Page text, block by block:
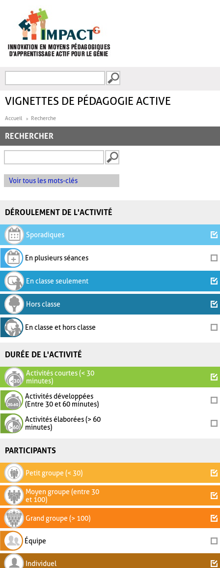
FORMULAIRE DE
VIGNETTES DE PÉDAGOGIE ACTIVE
Accueil Recherche
RECHERCHER
Voir tous les mots-clés
DÉROULEMENT DE L'ACTIVITÉ
Sporadiques
En plusieurs séances
En classe seulement
Hors classe
En classe et hors classe
DURÉE DE L'ACTIVITÉ
Activités courtes (< 30
minutes)
Activités développées
(Entre 30 et 60 minutes)
Activités élaborées (> 60
minutes)
PARTICIPANTS
Petit groupe (< 30)
Moyen groupe (entre 30
et 100)
Grand groupe (> 100)
Équipe
Individuel